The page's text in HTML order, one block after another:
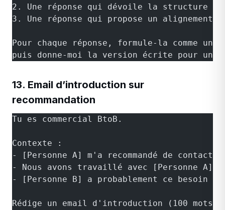
2. Une réponse qui dévoile la structure
3. Une réponse qui propose un alignement
Pour chaque réponse, formule-la comme
puis donne-moi la version écrite pour un
13. Email d’introduction sur
recommandation
Tu es commercial BtoB.
Contexte :
- [Personne A] m'a recommandé de
- Nous avons travaillé avec [Personne
- [Personne B] a probablement ce besoin :
Rédige un email d'introduction (100 mots